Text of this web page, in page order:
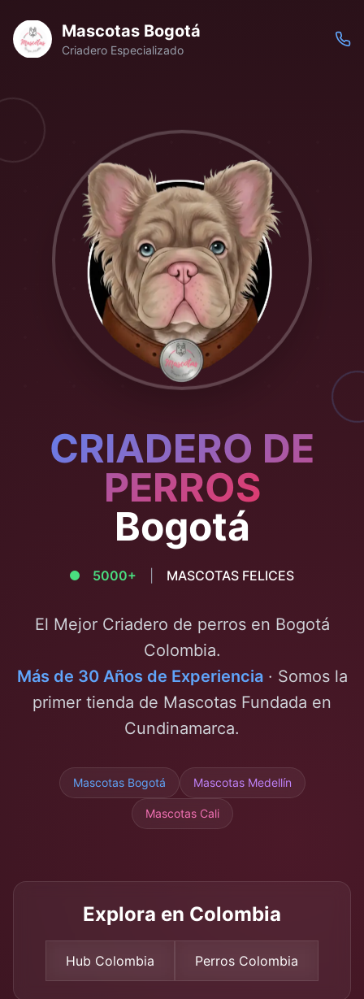
Mascotas Bogotá
Criadero Especializado
CRIADERO DE
PERROS
Bogotá
5000+ MASCOTAS FELICES
El Mejor Criadero de perros en Bogotá
Colombia.
Más de 30 Años de Experiencia· Somos la
primer tienda de Mascotas Fundada en
Cundinamarca.
Mascotas Bogotá Mascotas Medellín
Mascotas Cali
Explora en Colombia
Hub Colombia Perros Colombia